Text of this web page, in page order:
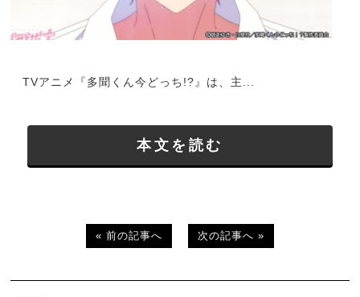
TVアニメ『多聞くん今どっち!?』は、主...
本文を読む
« 前の記事へ 次の記事へ »